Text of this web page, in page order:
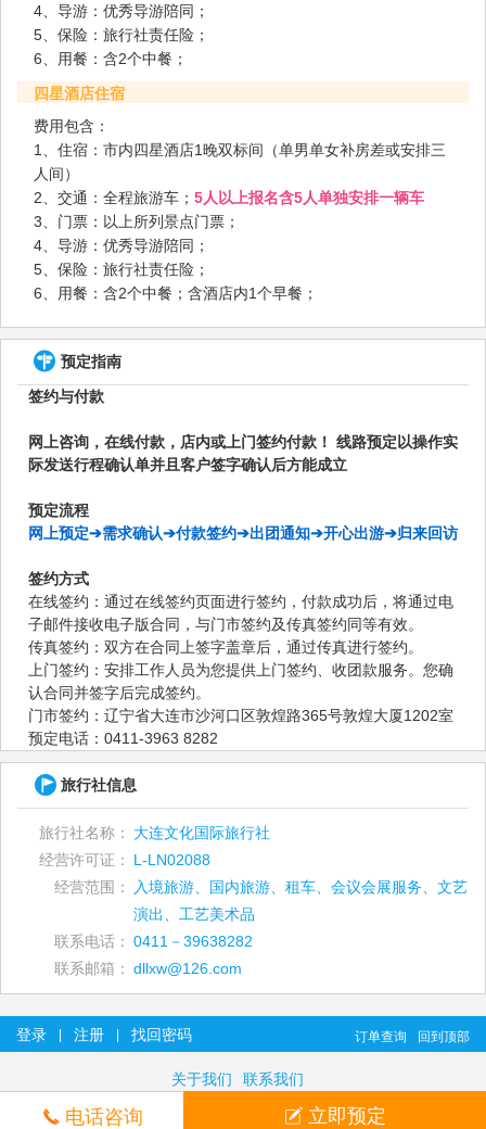
4、导游：优秀导游陪同；
5、保险：旅行社责任险；
6、用餐：含2个中餐；
四星酒店住宿
费用包含：
1、住宿：市内四星酒店1晚双标间（单男单女补房差或安排三
人间）
2、交通：全程旅游车； 5人以上报名含5人单独安排一辆车
3、门票：以上所列景点门票；
4、导游：优秀导游陪同；
5、保险：旅行社责任险；
6、用餐：含2个中餐；含酒店内1个早餐；
预定指南
签约与付款
网上咨询，在线付款，店内或上门签约付款！ 线路预定以操作实
际发送行程确认单并且客户签字确认后方能成立
预定流程
网上预定➔需求确认➔付款签约➔出团通知➔开心出游➔归来回访
签约方式
在线签约：通过在线签约页面进行签约，付款成功后，将通过电
子邮件接收电子版合同，与门市签约及传真签约同等有效。
传真签约：双方在合同上签字盖章后，通过传真进行签约。
上门签约：安排工作人员为您提供上门签约、收团款服务。您确
认合同并签字后完成签约。
门市签约：辽宁省大连市沙河口区敦煌路365号敦煌大厦1202室
预定电话：0411-3963 8282
旅行社信息
旅行社名称：
大连文化国际旅行社
经营许可证：
L-LN02088
经营范围：
入境旅游、国内旅游、租车、会议会展服务、文艺
演出、工艺美术品
联系电话： 0411－39638282
联系邮箱： dllxw@126.com
电话咨询 立即预定
登录 | 注册 | 找回密码 回到顶部
订单查询
关于我们 联系我们
©2026 大连文化国旅-始于1992 www.dllxw.com